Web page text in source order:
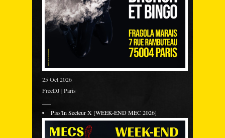
25 Oct 2026
FreeDJ | Paris
Piss'In Secteur X [WEEK-END MEC 2026]